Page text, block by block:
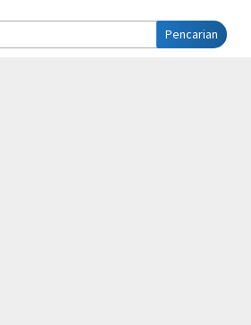
Pencarian